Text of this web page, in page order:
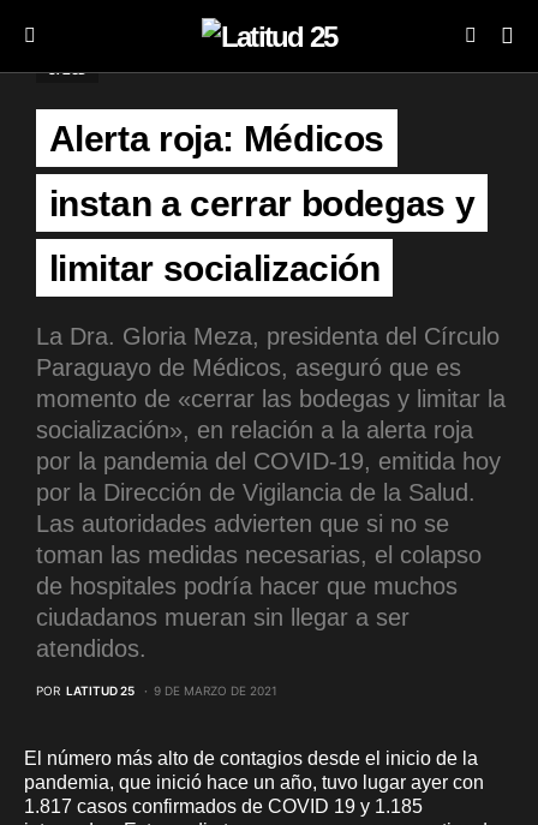
SALUD
Alerta roja: Médicos
instan a cerrar bodegas y
limitar socialización
La Dra. Gloria Meza, presidenta del Círculo
Paraguayo de Médicos, aseguró que es
momento de «cerrar las bodegas y limitar la
socialización», en relación a la alerta roja
por la pandemia del COVID-19, emitida hoy
por la Dirección de Vigilancia de la Salud.
Las autoridades advierten que si no se
toman las medidas necesarias, el colapso
de hospitales podría hacer que muchos
ciudadanos mueran sin llegar a ser
atendidos.
POR LATITUD 25 9 DE MARZO DE 2021
El número más alto de contagios desde el inicio de la
pandemia, que inició hace un año, tuvo lugar ayer con
1.817 casos confirmados de COVID 19 y 1.185